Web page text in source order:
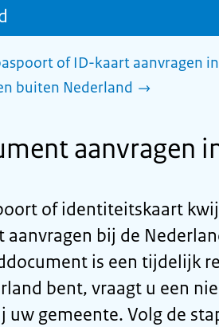
of ID-kaart aanvragen
buiten Nederland
aanvragen
of identiteitskaart
bij de
is een tijdelijk
bent, vraagt u een
uw gemeente. Volg de